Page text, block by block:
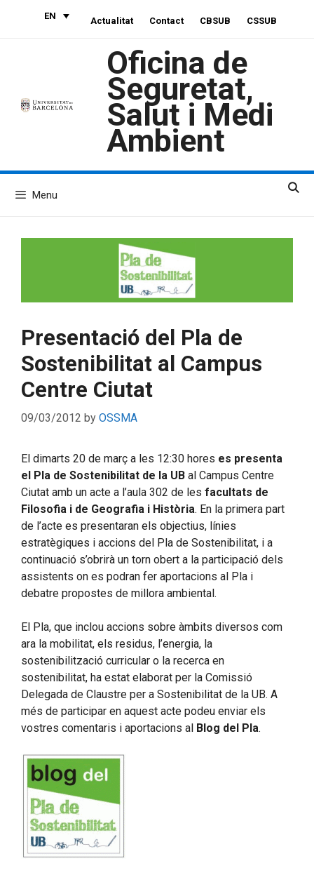
EN Actualitat Contact CBSUB CSSUB
Oficina de
Seguretat,
Salut i Medi
Ambient
Menu
Presentació del Pla de
Sostenibilitat al Campus
Centre Ciutat
09/03/2012 by OSSMA
El dimarts 20 de març a les 12:30 hores es presenta
el Pla de Sostenibilitat de la UB al Campus Centre
Ciutat amb un acte a l’aula 302 de les facultats de
Filosofia i de Geografia i Història. En la primera part
de l’acte es presentaran els objectius, línies
estratègiques i accions del Pla de Sostenibilitat, i a
continuació s’obrirà un torn obert a la participació dels
assistents on es podran fer aportacions al Pla i
debatre propostes de millora ambiental.
El Pla, que inclou accions sobre àmbits diversos com
ara la mobilitat, els residus, l’energia, la
sostenibilització curricular o la recerca en
sostenibilitat, ha estat elaborat per la Comissió
Delegada de Claustre per a Sostenibilitat de la UB. A
més de participar en aquest acte podeu enviar els
vostres comentaris i aportacions al Blog del Pla.